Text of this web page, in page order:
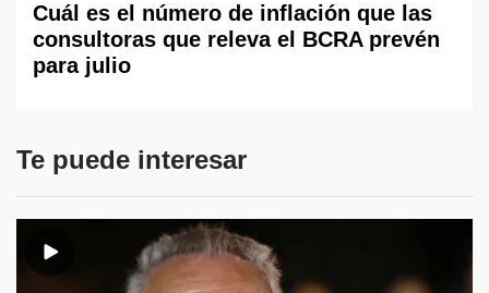
Cuál es el número de inflación que las
consultoras que releva el BCRA prevén
para julio
Te puede interesar